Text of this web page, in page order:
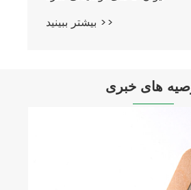
های خبری
فنجان مناسب را انتخاب کنیم؟